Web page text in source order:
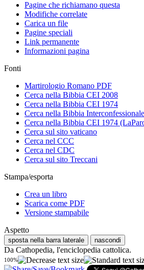
Pagine che richiamano questa
Modifiche correlate
Carica un file
Pagine speciali
Link permanente
Informazioni pagina
Fonti
Martirologio Romano PDF
Cerca nella Bibbia CEI 2008
Cerca nella Bibbia CEI 1974
Cerca nella Bibbia Interconfessionale
Cerca nella Bibbia CEI 1974
Cerca sul sito vaticano
Cerca nel CCC
Cerca nel CDC
Cerca sul sito Treccani
Stampa/esporta
Crea un libro
Scarica come PDF
Versione stampabile
Aspetto
sposta nella barra laterale nascondi
Da Cathopedia, l'enciclopedia cattolica.
100%